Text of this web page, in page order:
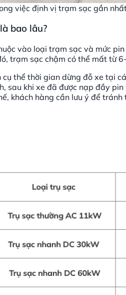
việc định vị trạm sạc gần
bao lâu?
vào loại trạm sạc và mức
trạm sạc chậm có thể mất từ
thể thời gian dừng đỗ xe tại
sau khi xe đã được nạp đầy
khách hàng cần lưu ý để